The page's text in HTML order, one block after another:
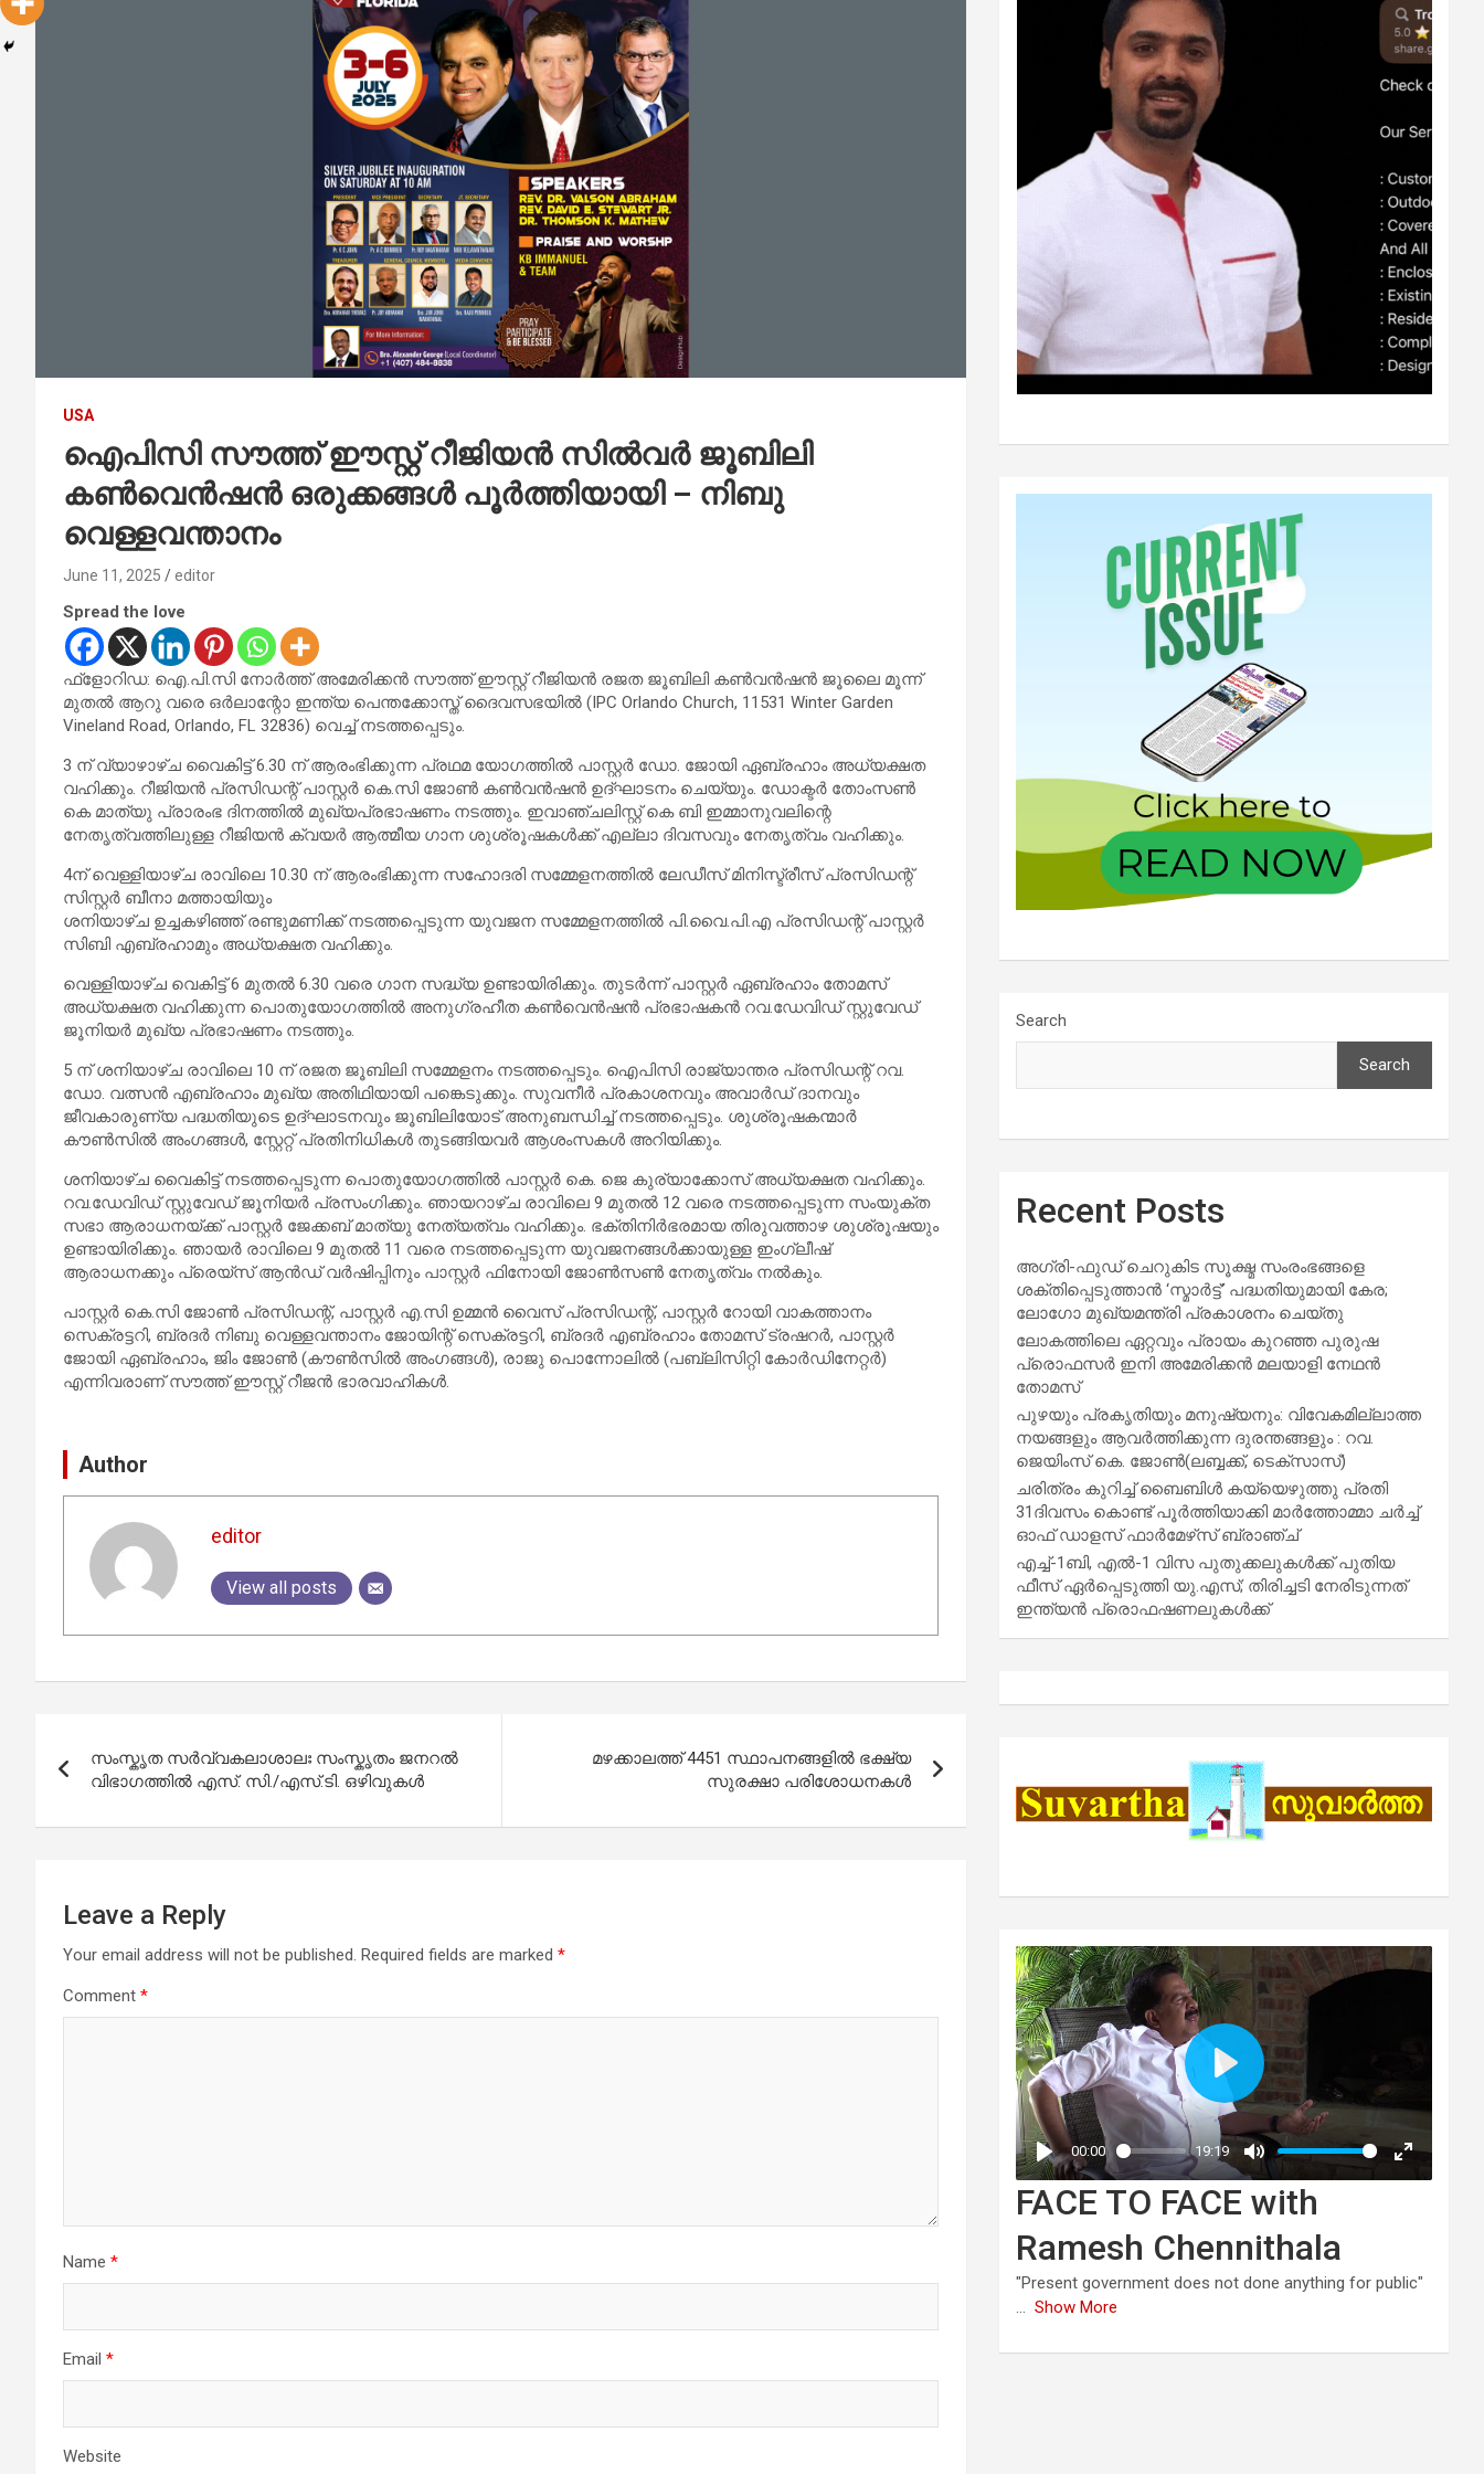
USA
ഐപിസി സൗത്ത് ഈസ്റ്റ് റീജിയൻ സിൽവർ ജൂബിലി
കൺവെൻഷൻ ഒരുക്കങ്ങൾ പൂർത്തിയായി – നിബു
വെള്ളവന്താനം
June 11, 2025 editor
Spread the love
ഫ്ളോറിഡ: ഐ.പി.സി നോർത്ത് അമേരിക്കൻ സൗത്ത് ഈസ്റ്റ് റീജിയൻ രജത ജൂബിലി കൺവൻഷൻ ജൂലൈ മൂന്ന്
മുതൽ ആറു വരെ ഒർലാന്റോ ഇന്ത്യ പെന്തക്കോസ്ത് ദൈവസഭയിൽ (IPC Orlando Church, 11531 Winter Garden
Vineland Road, Orlando, FL 32836) വെച്ച് നടത്തപ്പെടും.
3 ന് വ്യാഴാഴ്ച വൈകിട്ട് 6.30 ന് ആരംഭിക്കുന്ന പ്രഥമ യോഗത്തിൽ പാസ്റ്റർ ഡോ. ജോയി ഏബ്രഹാം അധ്യക്ഷത
വഹിക്കും. റീജിയൻ പ്രസിഡന്റ് പാസ്റ്റർ കെ.സി ജോൺ കൺവൻഷൻ ഉദ്ഘാടനം ചെയ്യും. ഡോക്ടർ തോംസൺ
കെ മാത്യു പ്രാരംഭ ദിനത്തിൽ മുഖ്യപ്രഭാഷണം നടത്തും. ഇവാഞ്ചലിസ്റ്റ് കെ ബി ഇമ്മാനുവലിന്റെ
നേതൃത്വത്തിലുള്ള റീജിയൻ ക്വയർ ആത്മീയ ഗാന ശുശ്രൂഷകൾക്ക് എല്ലാ ദിവസവും നേതൃത്വം വഹിക്കും.
4ന് വെള്ളിയാഴ്ച രാവിലെ 10.30 ന് ആരംഭിക്കുന്ന സഹോദരി സമ്മേളനത്തിൽ ലേഡീസ് മിനിസ്ട്രീസ് പ്രസിഡന്റ്
സിസ്റ്റർ ബീനാ മത്തായിയും
ശനിയാഴ്ച ഉച്ചകഴിഞ്ഞ് രണ്ടുമണിക്ക് നടത്തപ്പെടുന്ന യുവജന സമ്മേളനത്തിൽ പി.വൈ.പി.എ പ്രസിഡന്റ് പാസ്റ്റർ
സിബി എബ്രഹാമും അധ്യക്ഷത വഹിക്കും.
വെള്ളിയാഴ്ച വെകിട്ട് 6 മുതൽ 6.30 വരെ ഗാന സദ്ധ്യ ഉണ്ടായിരിക്കും. തുടർന്ന് പാസ്റ്റർ ഏബ്രഹാം തോമസ്
അധ്യക്ഷത വഹിക്കുന്ന പൊതുയോഗത്തിൽ അനുഗ്രഹീത കൺവെൻഷൻ പ്രഭാഷകൻ റവ.ഡേവിഡ് സ്റ്റുവേഡ്
ജൂനിയർ മുഖ്യ പ്രഭാഷണം നടത്തും.
5 ന് ശനിയാഴ്ച രാവിലെ 10 ന് രജത ജൂബിലി സമ്മേളനം നടത്തപ്പെടും. ഐപിസി രാജ്യാന്തര പ്രസിഡന്റ് റവ.
ഡോ. വത്സൻ എബ്രഹാം മുഖ്യ അതിഥിയായി പങ്കെടുക്കും. സുവനീർ പ്രകാശനവും അവാർഡ് ദാനവും
ജീവകാരുണ്യ പദ്ധതിയുടെ ഉദ്ഘാടനവും ജൂബിലിയോട് അനുബന്ധിച്ച് നടത്തപ്പെടും. ശുശ്രൂഷകന്മാർ
കൗൺസിൽ അംഗങ്ങൾ, സ്റ്റേറ്റ് പ്രതിനിധികൾ തുടങ്ങിയവർ ആശംസകൾ അറിയിക്കും.
ശനിയാഴ്ച വൈകിട്ട് നടത്തപ്പെടുന്ന പൊതുയോഗത്തിൽ പാസ്റ്റർ കെ. ജെ കുര്യാക്കോസ് അധ്യക്ഷത വഹിക്കും.
റവ.ഡേവിഡ് സ്റ്റുവേഡ് ജൂനിയർ പ്രസംഗിക്കും. ഞായറാഴ്ച രാവിലെ 9 മുതൽ 12 വരെ നടത്തപ്പെടുന്ന സംയുക്ത
സഭാ ആരാധനയ്ക്ക് പാസ്റ്റർ ജേക്കബ് മാത്യു നേത്യത്വം വഹിക്കും. ഭക്തിനിർഭരമായ തിരുവത്താഴ ശുശ്രൂഷയും
ഉണ്ടായിരിക്കും. ഞായർ രാവിലെ 9 മുതൽ 11 വരെ നടത്തപ്പെടുന്ന യുവജനങ്ങൾക്കായുള്ള ഇംഗ്ലീഷ്
ആരാധനക്കും പ്രെയ്സ് ആൻഡ് വർഷിപ്പിനും പാസ്റ്റർ ഫിനോയി ജോൺസൺ നേതൃത്വം നൽകും.
പാസ്റ്റർ കെ.സി ജോൺ പ്രസിഡന്റ്, പാസ്റ്റർ എ.സി ഉമ്മൻ വൈസ് പ്രസിഡന്റ്, പാസ്റ്റർ റോയി വാകത്താനം
സെക്രട്ടറി, ബ്രദർ നിബു വെള്ളവന്താനം ജോയിന്റ് സെക്രട്ടറി, ബ്രദർ എബ്രഹാം തോമസ് ട്രഷറർ, പാസ്റ്റർ
ജോയി ഏബ്രഹാം, ജിം ജോൺ (കൗൺസിൽ അംഗങ്ങൾ), രാജു പൊന്നോലിൽ (പബ്ലിസിറ്റി കോർഡിനേറ്റർ)
എന്നിവരാണ് സൗത്ത് ഈസ്റ്റ് റീജൻ ഭാരവാഹികൾ.
Author
editor
View all posts
navigation
സംസ്കൃത സർവ്വകലാശാലഃ സംസ്കൃതം ജനറൽ
വിഭാഗത്തിൽ എസ്. സി./എസ്.ടി. ഒഴിവുകൾ
മഴക്കാലത്ത് 4451 സ്ഥാപനങ്ങളില്‍ ഭക്ഷ്യ
സുരക്ഷാ പരിശോധനകള്‍
Leave a Reply
Your email address will not be published. Required fields are marked *
Comment *
Name *
Email *
Website
Search
Search
Recent Posts
അഗ്രി-ഫുഡ് ചെറുകിട സൂക്ഷ്മ സംരംഭങ്ങളെ
ശക്തിപ്പെടുത്താന്‍ ‘സ്മാര്‍ട്ട്’ പദ്ധതിയുമായി കേര;
ലോഗോ മുഖ്യമന്ത്രി പ്രകാശനം ചെയ്തു
ലോകത്തിലെ ഏറ്റവും പ്രായം കുറഞ്ഞ പുരുഷ
പ്രൊഫസർ ഇനി അമേരിക്കൻ മലയാളി നേഥൻ
തോമസ്
പുഴയും പ്രകൃതിയും മനുഷ്യനും: വിവേകമില്ലാത്ത
നയങ്ങളും ആവർത്തിക്കുന്ന ദുരന്തങ്ങളും : റവ.
ജെയിംസ് കെ. ജോൺ(ലബ്ബക്ക്, ടെക്സാസ്)
ചരിത്രം കുറിച്ച് ബൈബിൾ കയ്യെഴുത്തു പ്രതി
31ദിവസം കൊണ്ട് പൂർത്തിയാക്കി മാർത്തോമ്മാ ചർച്ച്
ഓഫ് ഡാളസ് ഫാർമേഴ്‌സ് ബ്രാഞ്ച്
എച്ച്-1ബി, എൽ-1 വിസ പുതുക്കലുകൾക്ക് പുതിയ
ഫീസ് ഏർപ്പെടുത്തി യു.എസ്; തിരിച്ചടി നേരിടുന്നത്
ഇന്ത്യൻ പ്രൊഫഷണലുകൾക്ക്
FACE TO FACE with
Ramesh Chennithala
"Present government does not done anything for public"
... Show More